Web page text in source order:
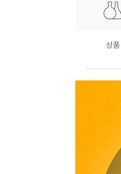
상품